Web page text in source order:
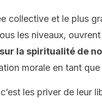
collective et le plus
les niveaux,
la spiritualité de
morale en tant que
les priver de leur